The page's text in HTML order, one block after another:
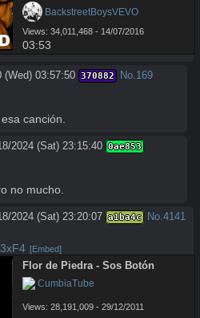
BackstreetBoysVEVO
Views: 34,011,468 - 14/07/2016
03:53
(Wed) 03:57:50 370882 No.169
canción.
2024 (Sat) 23:15:40 0ae853
no mucho.
2024 (Sat) 23:20:07 a1ba4c No.4141
[Embed]
Flor de Piedra - Sos Botón
CumbiaTube
Views: 28,191,009 - 29/12/2011